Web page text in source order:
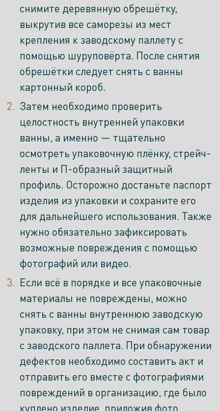
снимите деревянную обрешётку,
выкрутив все саморезы из мест
крепления к заводскому паллету с
помощью шуруповёрта. После снятия
обрешётки следует снять с ванны
картонный короб.
Затем необходимо проверить
целостность внутренней упаковки
ванны, а именно — тщательно
осмотреть упаковочную плёнку, стрейч-
ленты и П-образный защитный
профиль. Осторожно достаньте паспорт
изделия из упаковки и сохраните его
для дальнейшего использования. Также
нужно обязательно зафиксировать
возможные повреждения с помощью
фотографий или видео.
Если всё в порядке и все упаковочные
материалы не повреждены, можно
снять с ванны внутреннюю заводскую
упаковку, при этом не снимая сам товар
с заводского паллета. При обнаружении
дефектов необходимо составить акт и
отправить его вместе с фотографиями
повреждений в организацию, где было
куплено изделие, приложив фото